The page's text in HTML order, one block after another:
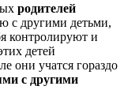
родителей
с другими детьми,
контролируют и
детей
они учатся гораздо
с другими